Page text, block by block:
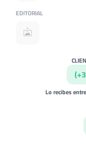
EDITORIAL
Lo recibes